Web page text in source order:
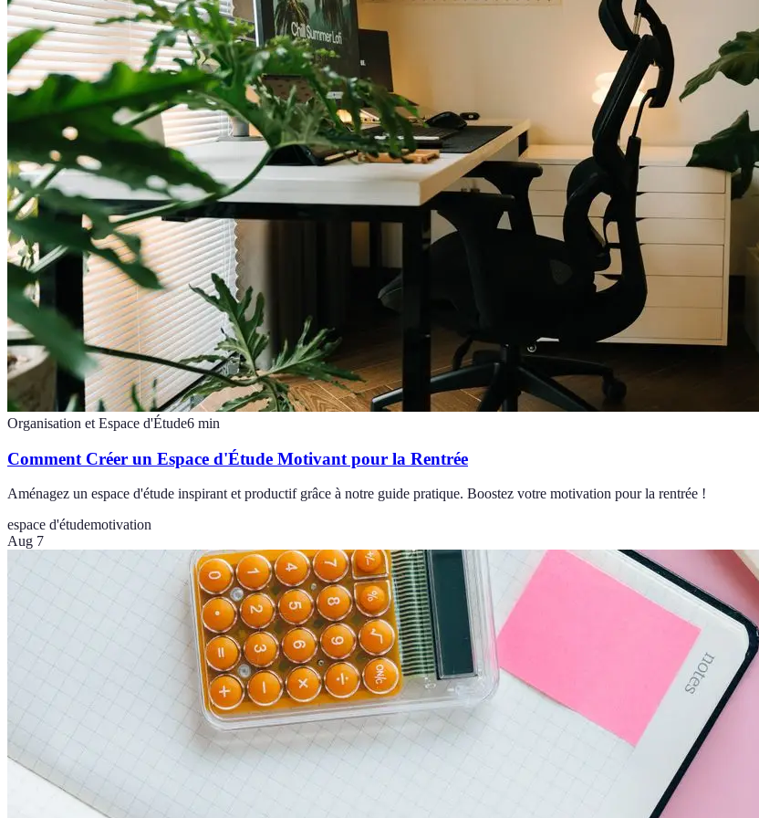
Organisation et Espace d'Étude6 min
Comment Créer un Espace d'Étude Motivant pour la Rentrée
Aménagez un espace d'étude inspirant et productif grâce à notre guide pratique. Boostez votre motivation pour la rentrée !
espace d'étudemotivation
Aug 7